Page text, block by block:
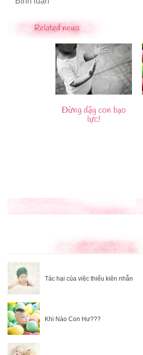
Related news
Đừng dậy con bạo
lực!
Tác hại của việc thiếu kiên nhẫn
Khi Nào Con Hư???